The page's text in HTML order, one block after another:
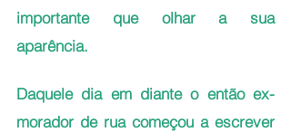
importante que olhar a sua
aparência.
Daquele dia em diante o então ex-
morador de rua começou a escrever